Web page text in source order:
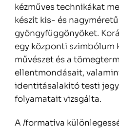
kézműves technikákat
készít kis- és nagyméretű
gyöngyfüggönyöket.
egy központi szimbólum
művészet és a
ellentmondásait,
identitásalakító testi
folyamatait vizsgálta.
A /formatíva